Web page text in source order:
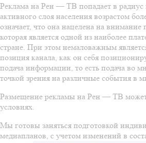
Реклама на Рен — ТВ попадает в радиус
активного слоя населения возрастом
означает, что она нацелена на внимание
которая является одной из наиболее
стране. При этом немаловажным
позиция канала, как он себя
подача информации, то есть подача во
точкой зрения на различные события в
Размещение рекламы на Рен — ТВ
условиях.
Мы готовы заняться подготовкой
медиапланов, с учетом изменений в